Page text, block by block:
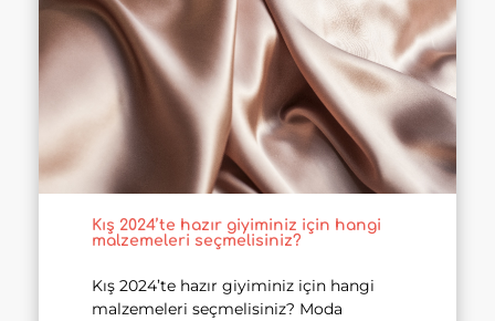
Kış 2024’te hazır giyiminiz için hangi
malzemeleri seçmelisiniz?
Kış 2024’te hazır giyiminiz için hangi
malzemeleri seçmelisiniz? Moda